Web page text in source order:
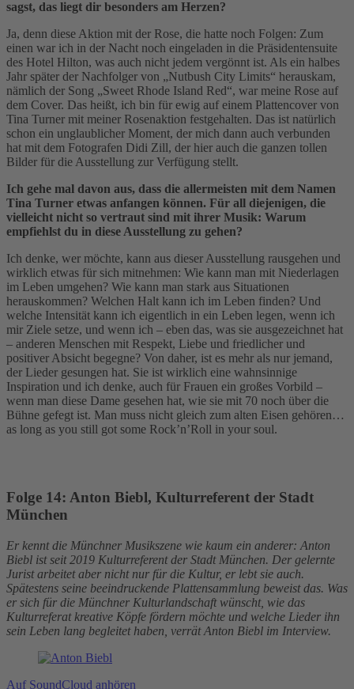
sagst, das liegt dir besonders am Herzen?
Ja, denn diese Aktion mit der Rose, die hatte noch Folgen: Zum
einen war ich in der Nacht noch eingeladen in die Präsidentensuite
des Hotel Hilton, was auch nicht jedem vergönnt ist. Als ein halbes
Jahr später der Nachfolger von „Nutbush City Limits“ herauskam,
nämlich der Song „Sweet Rhode Island Red“, war meine Rose auf
dem Cover. Das heißt, ich bin für ewig auf einem Plattencover von
Tina Turner mit meiner Rosenaktion festgehalten. Das ist natürlich
schon ein unglaublicher Moment, der mich dann auch verbunden
hat mit dem Fotografen Didi Zill, der hier auch die ganzen tollen
Bilder für die Ausstellung zur Verfügung stellt.
Ich gehe mal davon aus, dass die allermeisten mit dem Namen
Tina Turner etwas anfangen können. Für all diejenigen, die
vielleicht nicht so vertraut sind mit ihrer Musik: Warum
empfiehlst du in diese Ausstellung zu gehen?
Ich denke, wer möchte, kann aus dieser Ausstellung rausgehen und
wirklich etwas für sich mitnehmen: Wie kann man mit Niederlagen
im Leben umgehen? Wie kann man stark aus Situationen
herauskommen? Welchen Halt kann ich im Leben finden? Und
welche Intensität kann ich eigentlich in ein Leben legen, wenn ich
mir Ziele setze, und wenn ich – eben das, was sie ausgezeichnet hat
– anderen Menschen mit Respekt, Liebe und friedlicher und
positiver Absicht begegne? Von daher, ist es mehr als nur jemand,
der Lieder gesungen hat. Sie ist wirklich eine wahnsinnige
Inspiration und ich denke, auch für Frauen ein großes Vorbild –
wenn man diese Dame gesehen hat, wie sie mit 70 noch über die
Bühne gefegt ist. Man muss nicht gleich zum alten Eisen gehören…
as long as you still got some Rock’n’Roll in your soul.
Folge 14: Anton Biebl, Kulturreferent der Stadt
München
Er kennt die Münchner Musikszene wie kaum ein anderer: Anton
Biebl ist seit 2019 Kulturreferent der Stadt München. Der gelernte
Jurist arbeitet aber nicht nur für die Kultur, er lebt sie auch.
Spätestens seine beeindruckende Plattensammlung beweist das. Was
er sich für die Münchner Kulturlandschaft wünscht, wie das
Kulturreferat kreative Köpfe fördern möchte und welche Lieder ihn
sein Leben lang begleitet haben, verrät Anton Biebl im Interview.
Auf SoundCloud anhören